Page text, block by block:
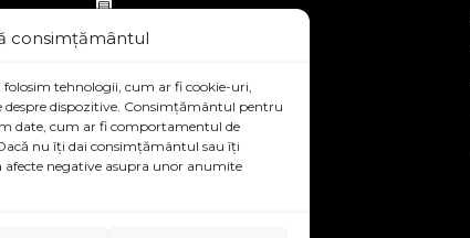
consimțământul
tehnologii, cum ar fi cookie-uri,
despre dispozitive. Consimțământul pentru
date, cum ar fi comportamentul de
nu îți dai consimțământul sau îți
negative asupra unor anumite
la
bune
familii.
bun
să te
TECHNOLOGY SRL
+40 790 433 333
contact@shopv.ro